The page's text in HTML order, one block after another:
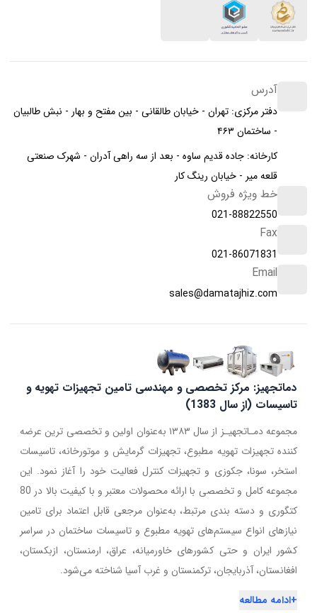
آدرس
دفتر مرکزی: تهران - خیابان طالقانی - بین مفتح و بهار - نبش طالبیان
- ساختمان ۴۶۳
کارخانه: جاده قدیم ساوه - بعد از سه راهی آدران - شهرک صنعتی
قلعه میر - خیابان رینگ کار
خط ویژه فروش
021-88822550
Fax
021-86071831
Email
sales@damatajhiz.com
دماتجهیز: مرکز تخصصی و مهندسی تامین تجهیزات تهویه و
تاسیسات (از سال 1383)
مجموعه دمـاتجهیـز از سال ۱۳۸۳ به‌عنوان اولین و تخصصی ترین عرضه
کننده تجهیزات تهویه مطبوع، تجهیزات گرمایش و موتورخانه، تاسیسات
استخر، سونا، جکوزی و تجهیزات کنترل فعالیت خود را آغاز نمود. این
مجموعه کامل و تخصصی با ارائه محصولات معتبر و با کیفیت بالا در 80
کتگوری و دسته بندی مرتبط، به‌عنوان مرجعی قابل اعتماد برای تامین
نیازهای انواع سیستم‌های تهویه مطبوع و تاسیسات ساختمان در سراسر
کشور ایران و حتی کشورهای خاورمیانه، عراق، ارمنستان، ازبکستان،
افغانستان، آذربایجان، ترکمنستان و غرب آسیا شناخته می‌شود.
+ادامه مطالعه